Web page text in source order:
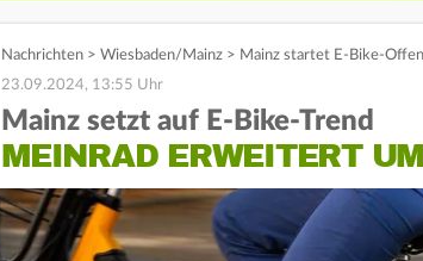
Nachrichten > Wiesbaden/Mainz > Mainz startet E-Bike-
23.09.2024, 13:55 Uhr
Mainz setzt auf E-Bike-Trend
MEINRAD ERWEITERT